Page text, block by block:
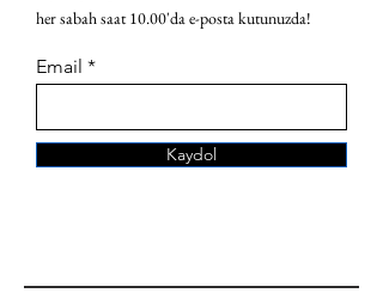
her sabah saat 10.00'da e-posta kutunuzda!
Email
Kaydol